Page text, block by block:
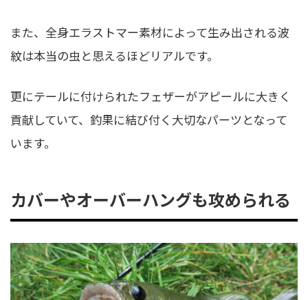
また、全身エラストマー素材によって生み出される波
紋は本当の虫と思えるほどリアルです。
更にテールに付けられたフェザーがアピールに大きく
貢献していて、釣果に結び付く大切なパーツとなって
います。
カバーやオーバーハングも攻められる